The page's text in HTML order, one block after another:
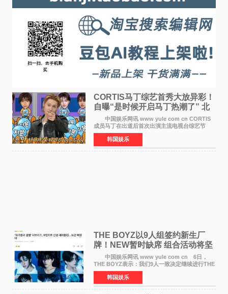
CORTIS马丁综艺首秀大放异彩！
自曝“是时候开启马丁热潮了” 北
美巡演火热进行中
中国娱乐网讯 www yule com cn CORTIS
成员马丁在出道后首次出演主流电视台综艺节
目，展现了多才多艺的魅力。 马丁出演了5日
播出的MBC《Radio Star》Fashion与Passion
之间，I&lsquo;m
韩国娱乐
THE BOYZ以9人组签约新生厂
牌！NEW暂时缺席 组合活动将坚
定不移继续
中国娱乐网讯 www yule com cn 6日，
THE BOYZ表示：我们9人一致决定继续进行THE
BOYZ组合活动，并且已经完成了组合团体活动
签约。目前正在新生厂牌下进行活动准备。尚未
离开THE BOYZ原所
韩国娱乐